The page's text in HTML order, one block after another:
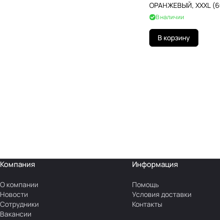
ОРАНЖЕВЫЙ, XXXL
ПЛОТНЫЙ,
В наличии
В корзину
Компания
О компании
Новости
Сотрудники
Вакансии
Информация
Помощь
Условия доставки
Контакты